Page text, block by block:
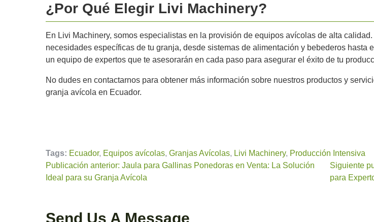
¿Por Qué Elegir Livi Machinery?
En Livi Machinery, somos especialistas en la provisión de equipos avícolas de alta
necesidades específicas de tu granja, desde sistemas de alimentación y bebederos
un equipo de expertos que te asesorarán en cada paso para asegurar el éxito de tu
No dudes en contactarnos para obtener más información sobre nuestros productos y
granja avícola en Ecuador.
Tags: Ecuador, Equipos avícolas, Granjas Avícolas, Livi Machinery, Producción Intensiva
Publicación anterior: Jaula para Gallinas Ponedoras en Venta: La Solución
Ideal para su Granja Avícola
Siguiente
para
Send Us A Message